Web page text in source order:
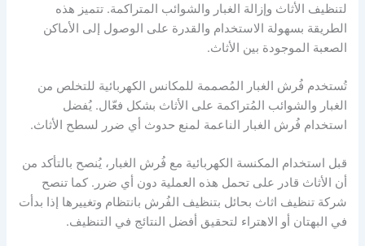
لتنظيف الأثاث وإزالة الغبار والشوائب المتراكمة. تتميز هذه
الطريقة بسهولة الاستخدام والقدرة على الوصول إلى الأماكن
الصعبة الموجودة بين الأثاث.
تُستخدم فُرش الغبار المُصممة للمكانس الكهربائية للتخلص من
الغبار والشوائب المُتراكمة على الأثاث بشكل فعّال. يُفضل
استخدام فُرش الغبار الناعمة لمنع حدوث أي ضرر لسطح الأثاث.
قبل استخدام المكنسة الكهربائية مع فُرش الغبار، يُنصح بالتأكد من
أن الأثاث قادر على تحمل هذه العملية دون أي ضرر. كما تنصح
شركة تنظيف اثاث بحائل بتنظيف الفُرش بانتظام وتغييرها إذا بدأت
في البهتان أو الاهتراء لتحقيق أفضل النتائج في التنظيف.